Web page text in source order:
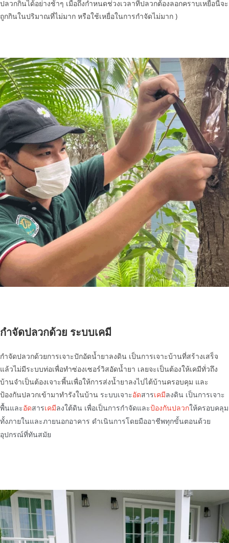
ปลวกกินได้อย่างช้าๆ เมื่อถึงกำหนดช่วงเวลาที่ปลวกต้องลอกคราบเหยื่อนี้จะ
ถูกกินในปริมาณที่ไม่มาก หรือใช้เหยื่อในการกำจัดไม่มาก )
กำจัดปลวกด้วย ระบบเคมี
กำจัดปลวกด้วยการเจาะปักอัดน้ำยาลงดิน เป็นการเจาะบ้านที่สร้างเสร็จ
แล้วไม่มีระบบท่อเพื่อทำซ่องเซอร์วิสอัดน้ำยา เลยจะเป็นต้องให้เคมีทั่วถึง
บ้านจำเป็นต้องเจาะพี้นเพื่อให้การส่งน้ำยาลงไปไต้บ้านครอบคุม และ
ป้องกันปลวกเข้ามาทำรังในบ้าน ระบบเจาะอัดสารเคมีลงดิน เป็นการเจาะ
พื้นและอัดสารเคมีลงใต้ดิน เพื่อเป็นการกำจัดและป้องกันปลวกให้ครอบคลุม
ทั้งภายในและภายนอกอาคาร ดำเนินการโดยมืออาชีพทุกขั้นตอนด้วย
อุปกรณ์ที่ทันสมัย